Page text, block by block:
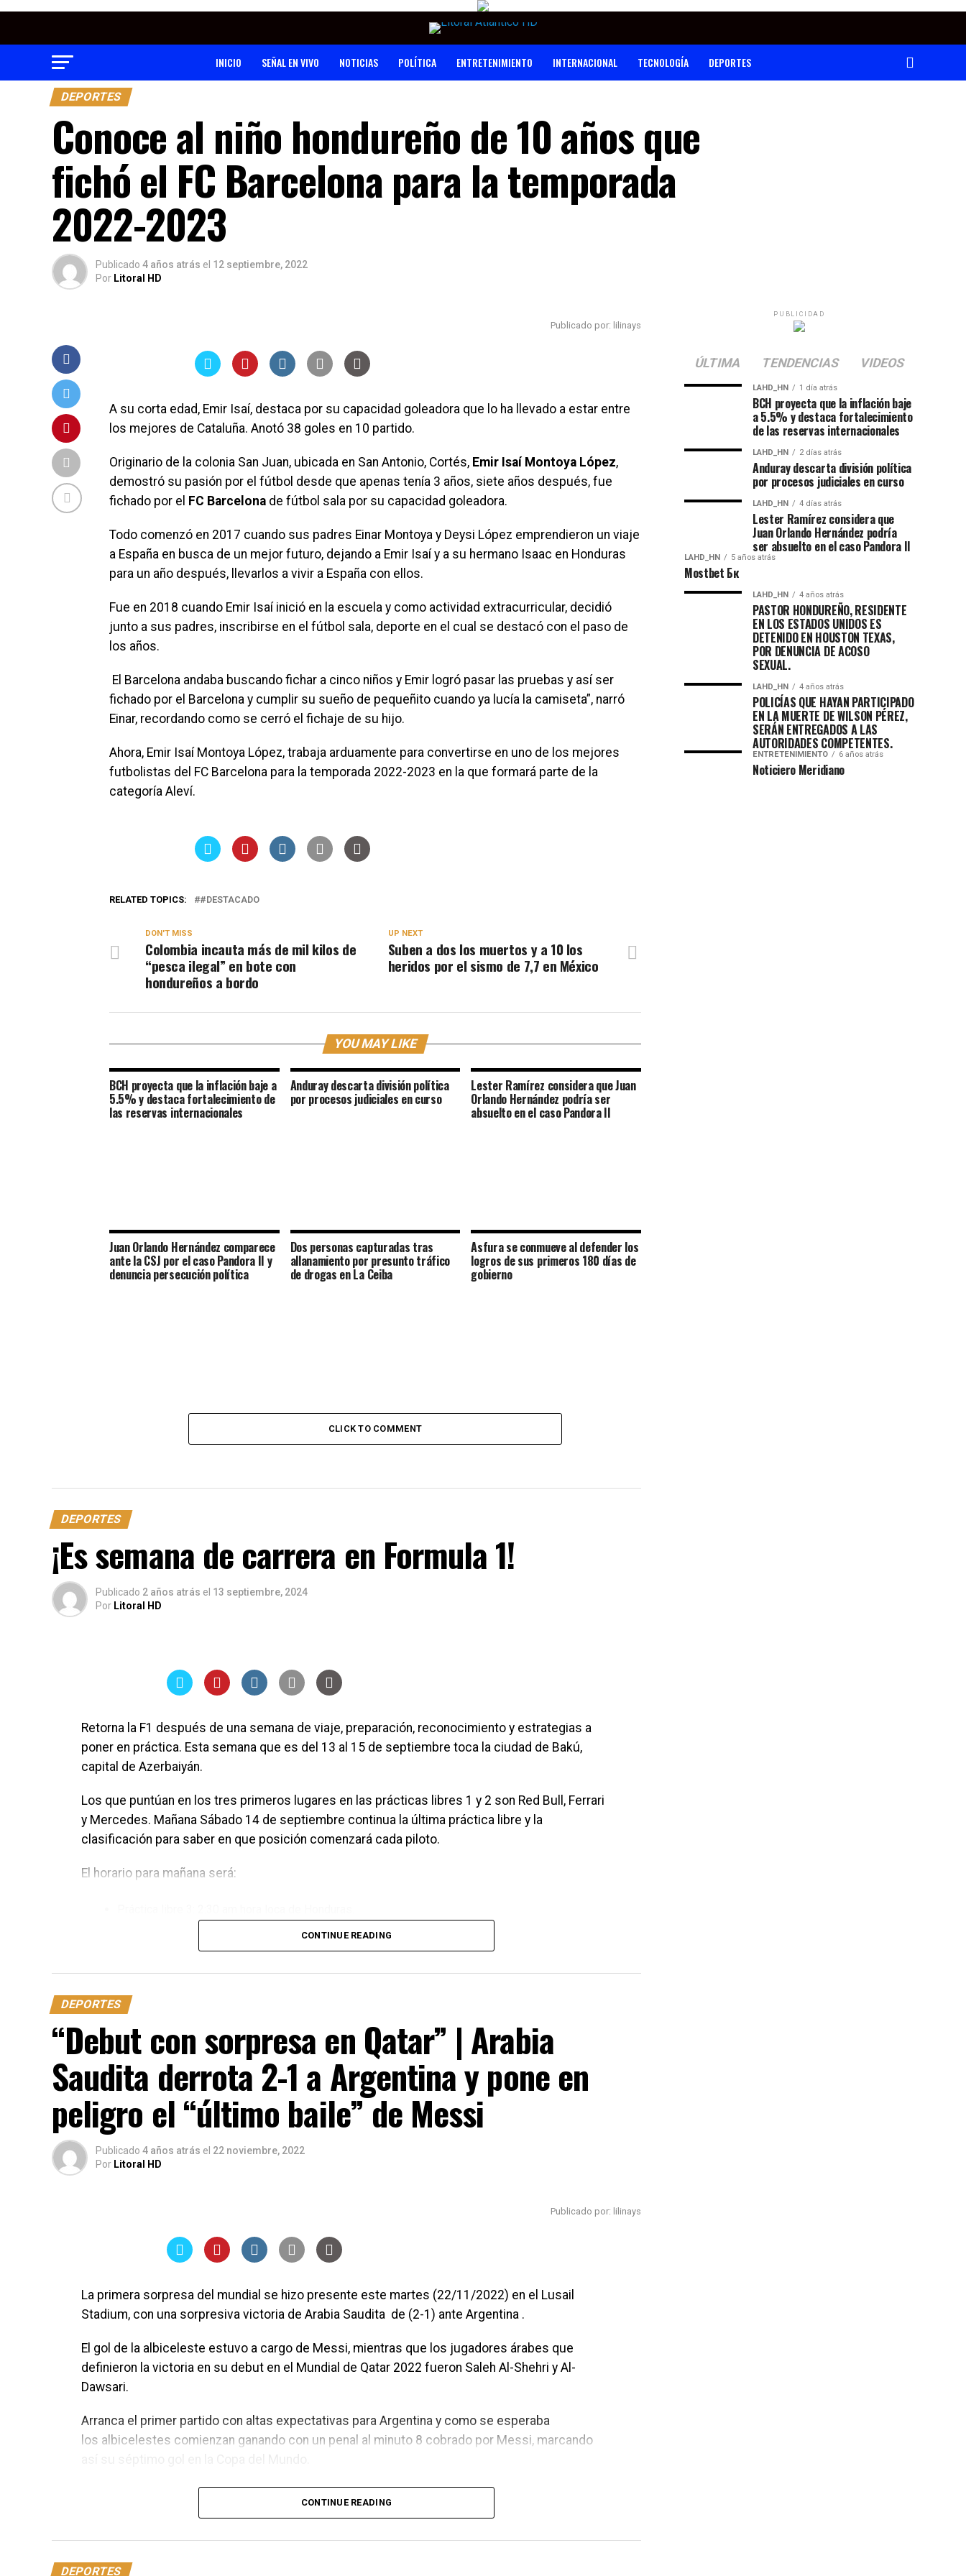
INICIO SEÑAL EN VIVO NOTICIAS POLÍTICA ENTRETENIMIENTO INTERNACIONAL TECNOLOGÍA DEPORTES
DEPORTES
Conoce al niño hondureño de 10 años que
fichó el FC Barcelona para la temporada
2022-2023
Publicado 4 años atrás el 12 septiembre, 2022
Por Litoral HD
Publicado por: lilinays
A su corta edad, Emir Isaí, destaca por su capacidad goleadora que lo ha llevado a estar entre
los mejores de Cataluña. Anotó 38 goles en 10 partido.
Originario de la colonia San Juan, ubicada en San Antonio, Cortés, Emir Isaí Montoya López,
demostró su pasión por el fútbol desde que apenas tenía 3 años, siete años después, fue
fichado por el FC Barcelona de fútbol sala por su capacidad goleadora.
Todo comenzó en 2017 cuando sus padres Einar Montoya y Deysi López emprendieron un viaje
a España en busca de un mejor futuro, dejando a Emir Isaí y a su hermano Isaac en Honduras
para un año después, llevarlos a vivir a España con ellos.
Fue en 2018 cuando Emir Isaí inició en la escuela y como actividad extracurricular, decidió
junto a sus padres, inscribirse en el fútbol sala, deporte en el cual se destacó con el paso de
los años.
El Barcelona andaba buscando fichar a cinco niños y Emir logró pasar las pruebas y así ser
fichado por el Barcelona y cumplir su sueño de pequeñito cuando ya lucía la camiseta”, narró
Einar, recordando como se cerró el fichaje de su hijo.
Ahora, Emir Isaí Montoya López, trabaja arduamente para convertirse en uno de los mejores
futbolistas del FC Barcelona para la temporada 2022-2023 en la que formará parte de la
categoría Aleví.
RELATED TOPICS: #DESTACADO
UP NEXT
Suben a dos los muertos y a 10 los
heridos por el sismo de 7,7 en México
DON'T MISS
Colombia incauta más de mil kilos de
“pesca ilegal” en bote con
hondureños a bordo
YOU MAY LIKE
BCH proyecta que la inflación baje a
5.5% y destaca fortalecimiento de
las reservas internacionales
Anduray descarta división política
por procesos judiciales en curso
Lester Ramírez considera que Juan
Orlando Hernández podría ser
absuelto en el caso Pandora II
Juan Orlando Hernández comparece
ante la CSJ por el caso Pandora II y
denuncia persecución política
Dos personas capturadas tras
allanamiento por presunto tráfico
de drogas en La Ceiba
Asfura se conmueve al defender los
logros de sus primeros 180 días de
gobierno
CLICK TO COMMENT
DEPORTES
¡Es semana de carrera en Formula 1!
Publicado 2 años atrás el 13 septiembre, 2024
Por Litoral HD
Retorna la F1 después de una semana de viaje, preparación, reconocimiento y estrategias a
poner en práctica. Esta semana que es del 13 al 15 de septiembre toca la ciudad de Bakú,
capital de Azerbaiyán.
Los que puntúan en los tres primeros lugares en las prácticas libres 1 y 2 son Red Bull, Ferrari
y Mercedes. Mañana Sábado 14 de septiembre continua la última práctica libre y la
clasificación para saber en que posición comenzará cada piloto.
El horario para mañana será:
Clasificación: 6:00 am hora loca de Honduras.
Horario de carrera:
Carrera: 5:00 am hora loca de Honduras.
CONTINUE READING
DEPORTES
“Debut con sorpresa en Qatar” | Arabia
Saudita derrota 2-1 a Argentina y pone en
peligro el “último baile” de Messi
Publicado 4 años atrás el 22 noviembre, 2022
Por Litoral HD
Publicado por: lilinays
La primera sorpresa del mundial se hizo presente este martes (22/11/2022) en el Lusail
Stadium, con una sorpresiva victoria de Arabia Saudita de (2-1) ante Argentina .
El gol de la albiceleste estuvo a cargo de Messi, mientras que los jugadores árabes que
definieron la victoria en su debut en el Mundial de Qatar 2022 fueron Saleh Al-Shehri y Al-
Dawsari.
Arranca el primer partido con altas expectativas para Argentina y como se esperaba
los albicelestes comienzan ganando con un penal al minuto 8 cobrado por Messi, marcando
CONTINUE READING
DEPORTES
PUBLICIDAD
ÚLTIMA TENDENCIAS VIDEOS
LAHD_HN 1 día atrás
BCH proyecta que la inflación baje
a 5.5% y destaca fortalecimiento
de las reservas internacionales
LAHD_HN 2 días atrás
Anduray descarta división política
por procesos judiciales en curso
LAHD_HN 4 días atrás
Lester Ramírez considera que
Juan Orlando Hernández podría
ser absuelto en el caso Pandora II
LAHD_HN 5 años atrás
Mostbet Бк
LAHD_HN 4 años atrás
PASTOR HONDUREÑO, RESIDENTE
EN LOS ESTADOS UNIDOS ES
DETENIDO EN HOUSTON TEXAS,
POR DENUNCIA DE ACOSO
SEXUAL.
LAHD_HN 4 años atrás
POLICÍAS QUE HAYAN PARTICIPADO
EN LA MUERTE DE WILSON PÉREZ,
SERÁN ENTREGADOS A LAS
AUTORIDADES COMPETENTES.
ENTRETENIMIENTO 6 años atrás
Noticiero Meridiano